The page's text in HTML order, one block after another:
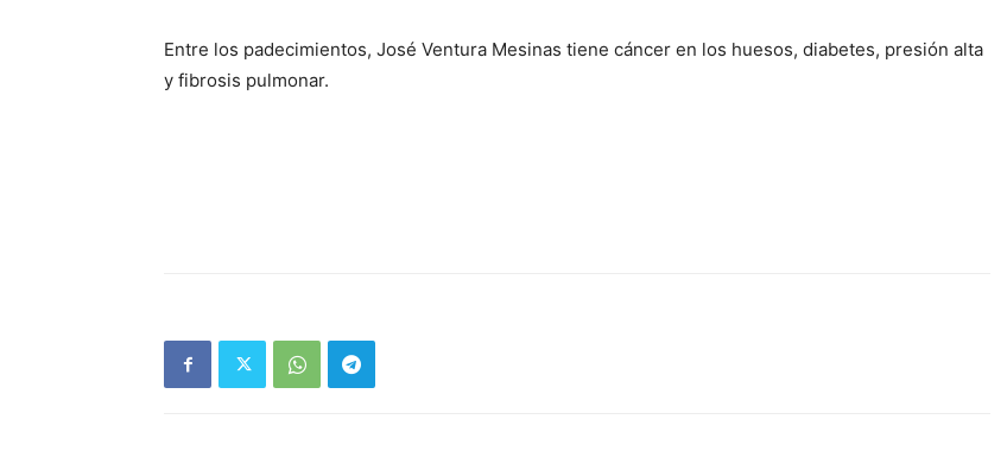
Entre los padecimientos, José Ventura Mesinas tiene cáncer en los huesos, diabetes, presión alta
y fibrosis pulmonar.